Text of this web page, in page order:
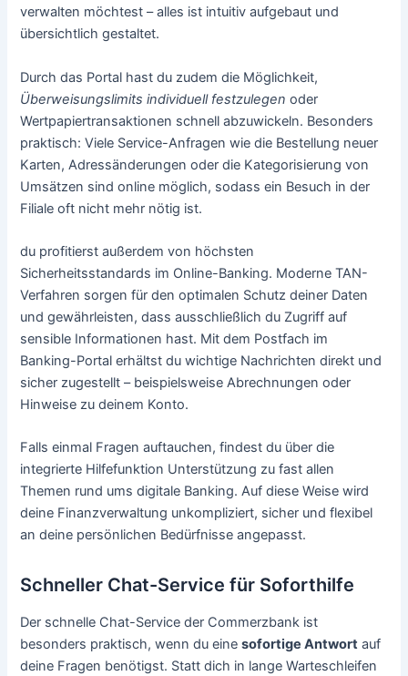
verwalten möchtest – alles ist intuitiv aufgebaut und
übersichtlich gestaltet.
Durch das Portal hast du zudem die Möglichkeit,
Überweisungslimits individuell festzulegen oder
Wertpapiertransaktionen schnell abzuwickeln. Besonders
praktisch: Viele Service-Anfragen wie die Bestellung neuer
Karten, Adressänderungen oder die Kategorisierung von
Umsätzen sind online möglich, sodass ein Besuch in der
Filiale oft nicht mehr nötig ist.
du profitierst außerdem von höchsten
Sicherheitsstandards im Online-Banking. Moderne TAN-
Verfahren sorgen für den optimalen Schutz deiner Daten
und gewährleisten, dass ausschließlich du Zugriff auf
sensible Informationen hast. Mit dem Postfach im
Banking-Portal erhältst du wichtige Nachrichten direkt und
sicher zugestellt – beispielsweise Abrechnungen oder
Hinweise zu deinem Konto.
Falls einmal Fragen auftauchen, findest du über die
integrierte Hilfefunktion Unterstützung zu fast allen
Themen rund ums digitale Banking. Auf diese Weise wird
deine Finanzverwaltung unkompliziert, sicher und flexibel
an deine persönlichen Bedürfnisse angepasst.
Schneller Chat-Service für Soforthilfe
Der schnelle Chat-Service der Commerzbank ist
besonders praktisch, wenn du einesofortige Antwort auf
deine Fragen benötigst. Statt dich in lange Warteschleifen